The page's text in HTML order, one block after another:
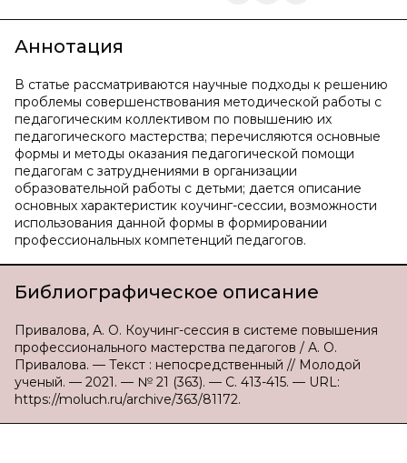
Аннотация
В статье рассматриваются научные подходы к решению
проблемы совершенствования методической работы с
педагогическим коллективом по повышению их
педагогического мастерства; перечисляются основные
формы и методы оказания педагогической помощи
педагогам с затруднениями в организации
образовательной работы с детьми; дается описание
основных характеристик коучинг-сессии, возможности
использования данной формы в формировании
профессиональных компетенций педагогов.
Библиографическое описание
Привалова, А. О. Коучинг-сессия в системе повышения
профессионального мастерства педагогов / А. О.
Привалова. — Текст : непосредственный // Молодой
ученый. — 2021. — № 21 (363). — С. 413-415. — URL:
https://moluch.ru/archive/363/81172.